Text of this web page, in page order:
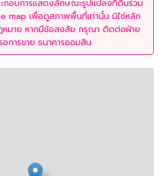
กอบการแสดงลักษณะรูปแปลงที่ดินร่วม
map เพื่อดูสภาพพื้นที่เท่านั้น มิใช่หลัก
หมาย หากมีข้อสงสัย กรุณา ติดต่อฝ่าย
การขาย ธนาคารออมสิน